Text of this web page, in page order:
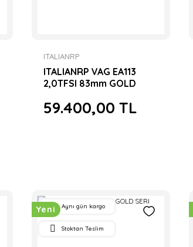
ITALIANRP
ITALIANRP VAG EA113
2,0TFSI 83mm GOLD
59.400,00 TL
Yeni Aynı gün kargo
Stoktan Teslim